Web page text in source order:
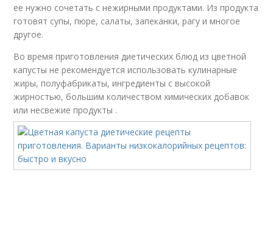
ее нужно сочетать с нежирными продуктами. Из продукта
готовят супы, пюре, салаты, запеканки, рагу и многое
другое.
Во время приготовления диетических блюд из цветной
капусты не рекомендуется использовать кулинарные
жиры, полуфабрикаты, ингредиенты с высокой
жирностью, большим количеством химических добавок
или несвежие продукты .